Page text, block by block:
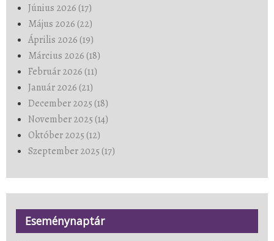
Június 2026 (17)
Május 2026 (22)
Április 2026 (19)
Március 2026 (18)
Február 2026 (11)
Január 2026 (21)
December 2025 (18)
November 2025 (14)
Október 2025 (12)
Szeptember 2025 (17)
Eseménynaptár